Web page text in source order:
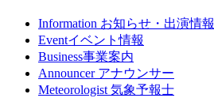
Information お知らせ・出演情報
Eventイベント情報
Business事業案内
Announcer アナウンサー
Meteorologist 気象予報士